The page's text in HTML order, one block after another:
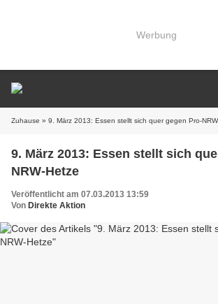
Werbung
Zuhause » 9. März 2013: Essen stellt sich quer gegen Pro-
9. März 2013: Essen stellt sich
NRW-Hetze
Veröffentlicht am 07.03.2013 13:59
Von Direkte Aktion